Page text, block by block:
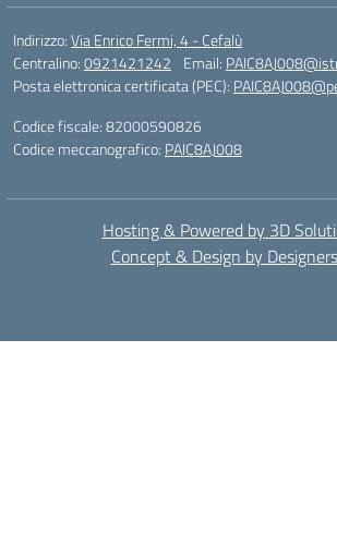
Indirizzo:Via Enrico Fermi, 4 - Cefalù
Centralino:0921421242 Email:
Posta elettronica certificata (PEC):
Codice fiscale: 82000590826
Codice meccanografico: PAIC8AJ008
Hosting & Powered by 3D
Concept & Design by